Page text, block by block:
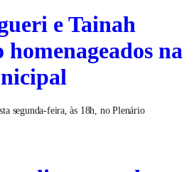
e Tainah
na
segunda-feira, às 18h, no Plenário